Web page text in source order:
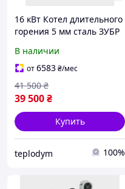
16 кВт Котел длительного
горения 5 мм сталь ЗУБР
В наличии
от6583₴/мес
39 500₴
41 500 ₴
Купить
teplodym 100%